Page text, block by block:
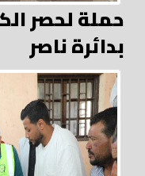
حملة لحصر
بدائرة ناصر